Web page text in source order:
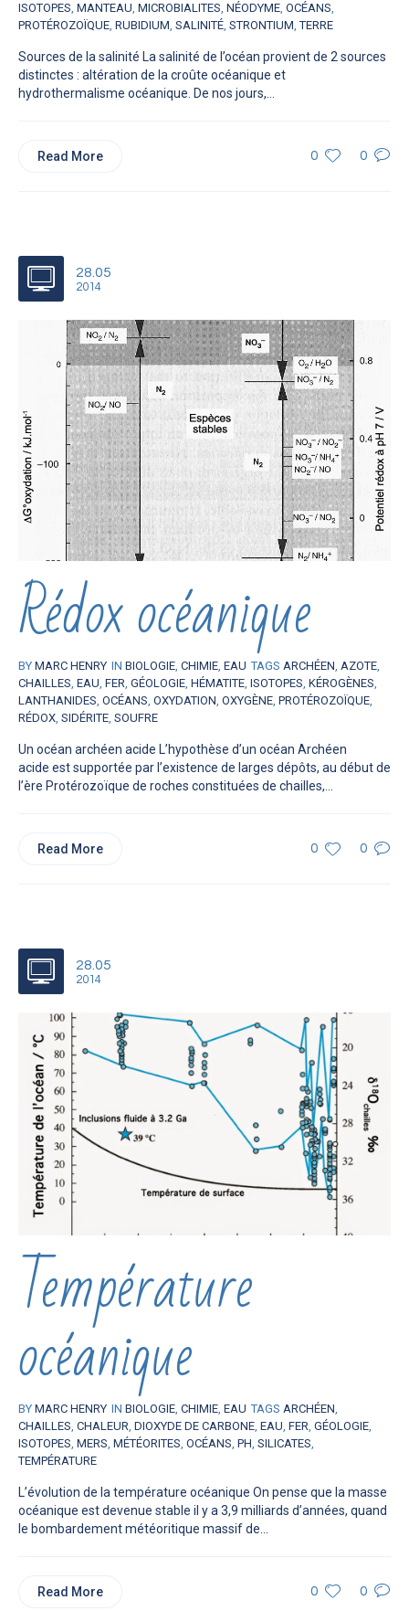
ISOTOPES MANTEAU MICROBIALITES NÉODYME OCÉANS
PROTÉROZOÏQUE RUBIDIUM SALINITÉ STRONTIUM ,TERRE
Sources de la salinité La salinité de l’océan provient de 2 sources
distinctes : altération de la croûte océanique et
hydrothermalisme océanique. De nos jours,...
0 0
Read More
28.05
2014
Rédox océanique
BY MARC HENRY IN BIOLOGIE, CHIMIE, EAU TAGS ARCHÉEN, AZOTE,
CHAILLES, EAU, FER, GÉOLOGIE, HÉMATITE, ISOTOPES, KÉROGÈNES,
LANTHANIDES, OCÉANS, OXYDATION, OXYGÈNE, PROTÉROZOÏQUE,
RÉDOX, SIDÉRITE, SOUFRE
Un océan archéen acide L’hypothèse d’un océan Archéen
acide est supportée par l’existence de larges dépôts, au début de
l’ère Protérozoïque de roches constituées de chailles,...
0 0
Read More
28.05
2014
Température
océanique
BY MARC HENRY IN BIOLOGIE CHIMIE EAU TAGS ARCHÉEN
CHAILLES CHALEUR DIOXYDE DE CARBONE EAU FER GÉOLOGIE
ISOTOPES MERS MÉTÉORITES OCÉANS PH SILICATES
TEMPÉRATURE
L’évolution de la température océanique On pense que la masse
océanique est devenue stable il y a 3,9 milliards d’années, quand
le bombardement météoritique massif de...
0 0
Read More